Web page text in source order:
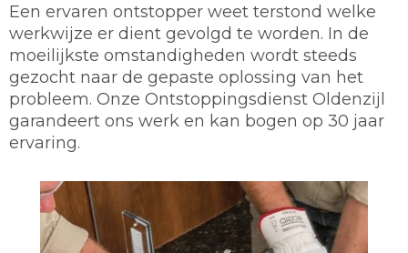
Een ervaren ontstopper weet terstond welke
werkwijze er dient gevolgd te worden. In de
moeilijkste omstandigheden wordt steeds
gezocht naar de gepaste oplossing van het
probleem. Onze Ontstoppingsdienst Oldenzijl
garandeert ons werk en kan bogen op 30 jaar
ervaring.